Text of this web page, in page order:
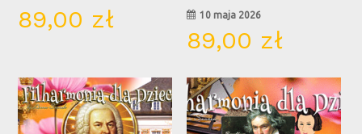
89,00 zł 10 maja 2026
89,00 zł
09 16